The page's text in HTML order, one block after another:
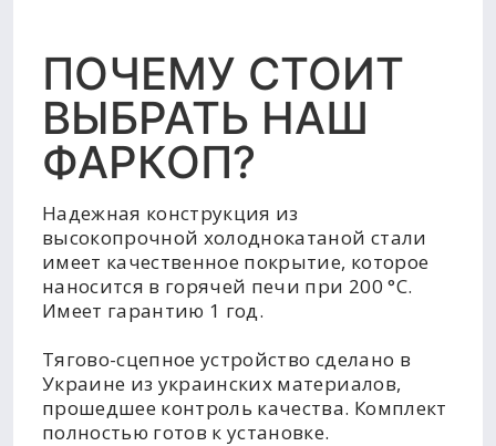
ПОЧЕМУ СТОИТ
ВЫБРАТЬ НАШ
ФАРКОП?
Надежная конструкция из
высокопрочной холоднокатаной стали
имеет качественное покрытие, которое
наносится в горячей печи при 200 °C.
Имеет гарантию 1 год.
Тягово-сцепное устройство сделано в
Украине из украинских материалов,
прошедшее контроль качества. Комплект
полностью готов к установке.